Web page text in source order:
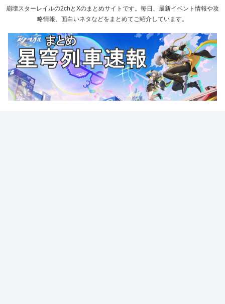
崩壊スターレイルの2chとXのまとめサイトです。毎日、最新イベント情報や攻
略情報、面白いネタなどをまとめてご紹介しています。